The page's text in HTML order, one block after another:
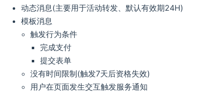
动态消息(主要用于活动转发、默认有效期24H)
模板消息
触发行为条件
完成支付
提交表单
没有时间限制(触发7天后资格失效)
用户在页面发生交互触发服务通知